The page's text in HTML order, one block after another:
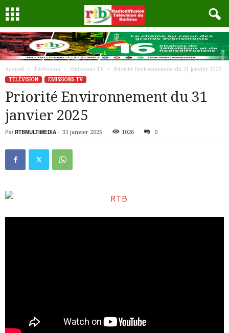
Accueil Télévision Emissions TV
Priorité Environnement du 31 janvier 2025
TÉLÉVISION
EMISSIONS TV
Priorité Environnement du 31
janvier 2025
Par RTBMULTIMEDIA - 31 janvier 2025 1026 0